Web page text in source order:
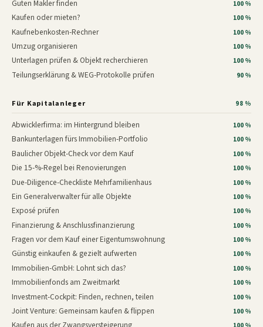
Guten Makler finden 100 %
Kaufen oder mieten? 100 %
Kaufnebenkosten-Rechner 100 %
Umzug organisieren 100 %
Unterlagen prüfen & Objekt recherchieren 100 %
Teilungserklärung & WEG-Protokolle prüfen 90 %
Für Kapitalanleger 98 %
Abwicklerfirma: im Hintergrund bleiben 100 %
Bankunterlagen fürs Immobilien-Portfolio 100 %
Baulicher Objekt-Check vor dem Kauf 100 %
Die 15-%-Regel bei Renovierungen 100 %
Due-Diligence-Checkliste Mehrfamilienhaus 100 %
Ein Generalverwalter für alle Objekte 100 %
Exposé prüfen 100 %
Finanzierung & Anschlussfinanzierung 100 %
Fragen vor dem Kauf einer Eigentumswohnung 100 %
Günstig einkaufen & gezielt aufwerten 100 %
Immobilien-GmbH: Lohnt sich das? 100 %
Immobilienfonds am Zweitmarkt 100 %
Investment-Cockpit: Finden, rechnen, teilen 100 %
Joint Venture: Gemeinsam kaufen & flippen 100 %